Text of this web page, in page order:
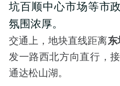
坑百顺中心市场等市
氛围浓厚。
交通上，地块直线距离东
发一路西北方向直行，
通达松山湖。